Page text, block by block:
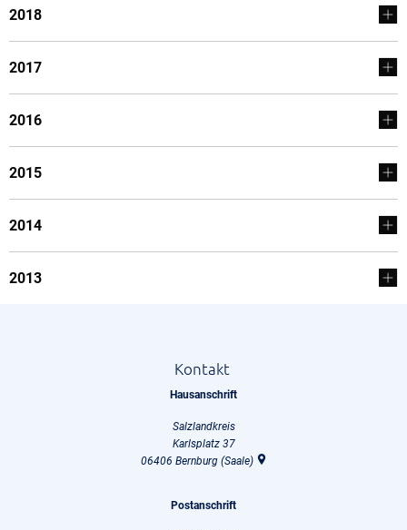
2018
2017
2016
2015
2014
2013
Kontakt
Hausanschrift
Salzlandkreis
Karlsplatz 37
06406 Bernburg (Saale)
Postanschrift